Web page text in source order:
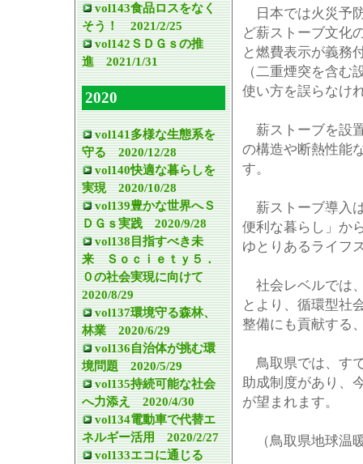
vol143食品ロスをなく
そう！ 2021/2/25
vol142ＳＤＧｓの推
進 2021/1/31
2020
vol141多様な生態系を
守る 2020/12/28
vol140快適な暮らしを
実現 2020/10/28
vol139豊かな世界へＳ
ＤＧｓ実践 2020/9/28
vol138目指すべき未
来 Ｓｏｃｉｅｔｙ５．
０の社会実現に向けて
2020/8/29
vol137環境守る森林、
林業 2020/6/29
vol136自治体が挑む環
境問題 2020/5/29
vol135持続可能な社会
へ力添え 2020/4/30
vol134電動車で代替エ
ネルギー活用 2020/2/27
vol133エコに通じる
日本では火災予
ど薪ストーブ文化
と燃費表示が義務
（二重煙突を含
使い方を誤らなけ
薪ストーブを設
の構造や断熱性能
す。
薪ストーブ導入
便利な暮らし」か
ゆとりあるライフ
社会レベルでは
とより、循環型社
整備にも貢献する
鳥取県では、す
助成制度があり、
が望まれます。
（鳥取県地球温